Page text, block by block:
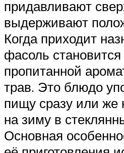
придавливают
выдерживают
Когда приходит
фасоль
пропитанной
трав. Это блюдо
пищу сразу или же
на зиму в
Основная